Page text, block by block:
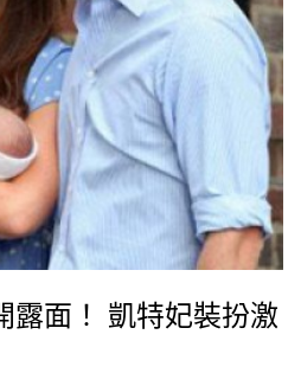
露面！ 凱特妃裝扮激